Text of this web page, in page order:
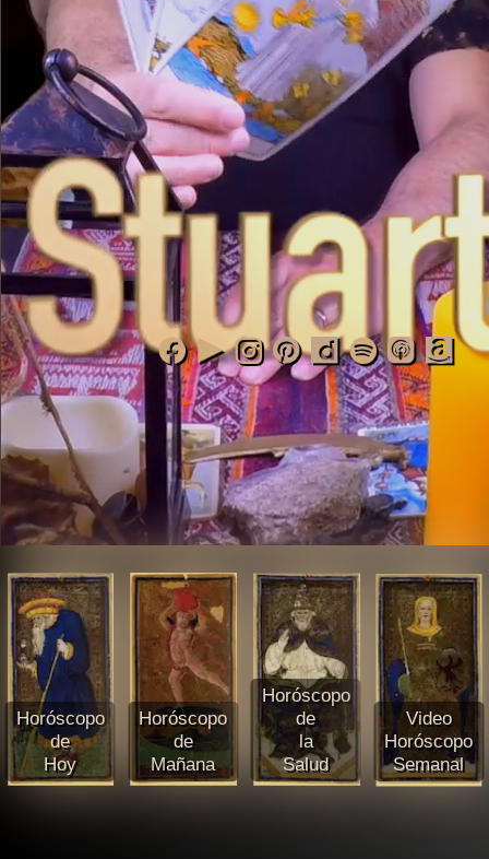
Horóscopo
de
Hoy
Horóscopo
de
Mañana
Horóscopo
de
la
Salud
Video
Horóscopo
Semanal